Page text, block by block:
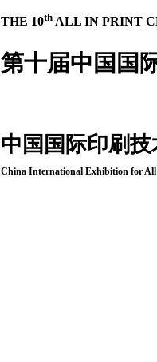
THE 10th ALL IN PRINT
第十届中国国
中国国际印刷
China International Exhibition for